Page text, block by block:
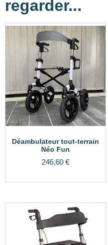
regarder...
Déambulateur tout-terrain
Néo Fun
246,60 €